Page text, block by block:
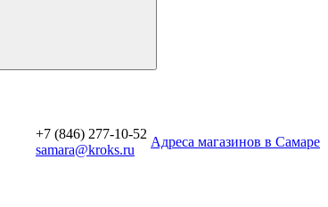
+7 (846) 277-10-52
samara@kroks.ru
Aдреса магазинов в Самаре